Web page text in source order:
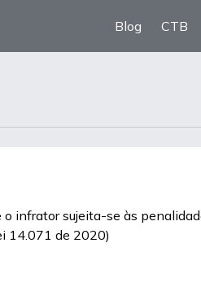
Blog CTB
infrator sujeita-se às
14.071 de 2020)